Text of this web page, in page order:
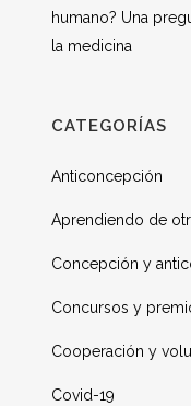
humano? Una
la medicina
CATEGORÍAS
Anticoncepción
Aprendiendo de
Concepción y
Concursos y
Cooperación y
Covid-19